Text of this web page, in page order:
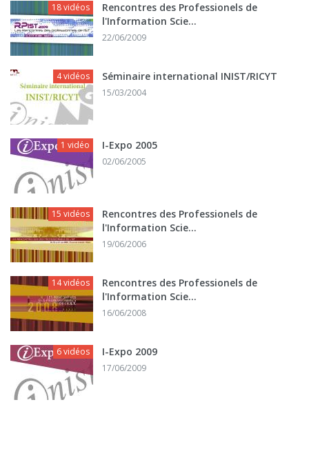
18 vidéos
Rencontres des Professionels de
l'Information Scie...
22/06/2009
4 vidéos Séminaire international INIST/RICYT
15/03/2004
1 vidéo I-Expo 2005
02/06/2005
15 vidéos
Rencontres des Professionels de
l'Information Scie...
19/06/2006
14 vidéos
Rencontres des Professionels de
l'Information Scie...
16/06/2008
6 vidéos I-Expo 2009
17/06/2009